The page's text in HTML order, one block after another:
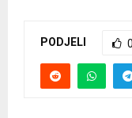
PODJELI 0